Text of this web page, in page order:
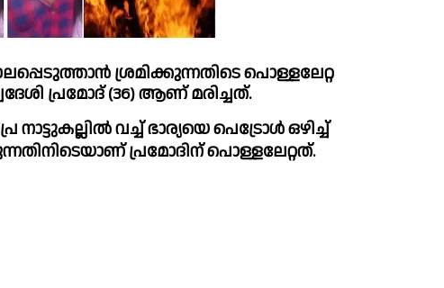
പ്രമോദ് (36) ആണ് മരിച്ചത്.
ഭാര്യയെ പെട്രോള്‍ ഒഴിച്ച്‌
പ്രമോദിന് പൊള്ളലേറ്റത്.